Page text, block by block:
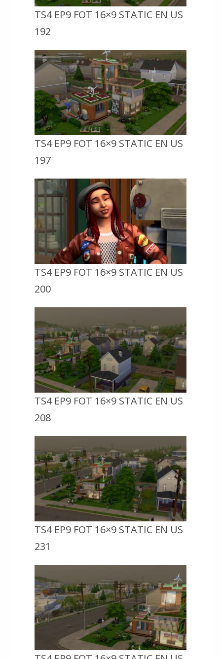
TS4 EP9 FOT 16×9 STATIC EN US
192
TS4 EP9 FOT 16×9 STATIC EN US
197
TS4 EP9 FOT 16×9 STATIC EN US
200
TS4 EP9 FOT 16×9 STATIC EN US
208
TS4 EP9 FOT 16×9 STATIC EN US
231